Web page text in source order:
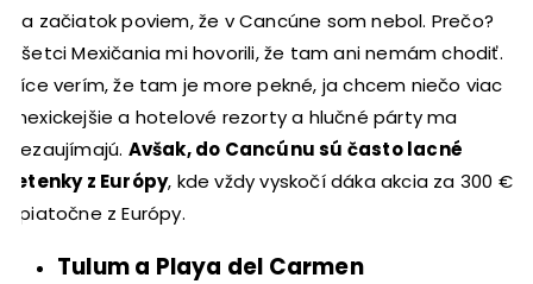
Na začiatok poviem, že v Cancúne som nebol. Prečo?
Všetci Mexičania mi hovorili, že tam ani nemám chodiť.
Síce verím, že tam je more pekné, ja chcem niečo viac
mexickejšie a hotelové rezorty a hlučné párty ma
nezaujímajú. Avšak, do Cancúnu sú často lacné
letenky z Európy, kde vždy vyskočí dáka akcia za 300 €
spiatočne z Európy.
Tulum a Playa del Carmen